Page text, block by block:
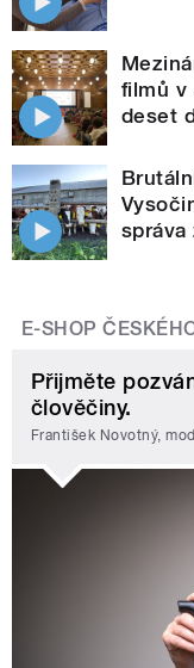
filmů v
deset
správa
E-SHOP
Přijměte
člověčiny.
František Novotný,